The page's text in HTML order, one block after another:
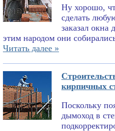
Ну хорошо,
сделать
заказал
этим народом они
Читать далее »
кирпичных
Поскольку
дымоход в